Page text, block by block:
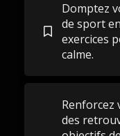
Domptez
de sport
exercices
calme.
Renforcez
des